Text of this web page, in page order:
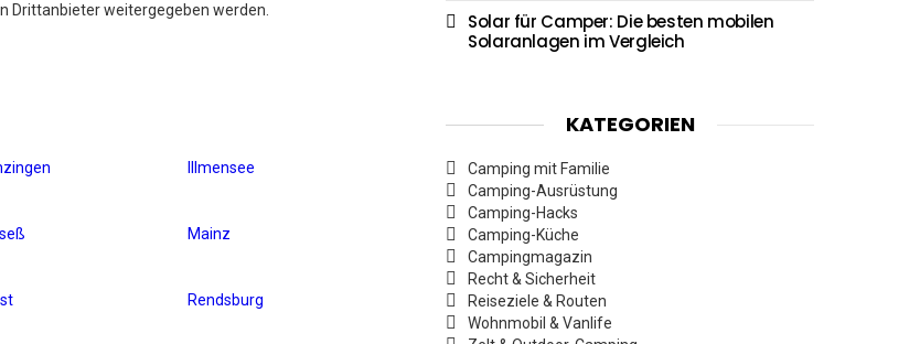
Drittanbieter weitergegeben werden.
Illmensee
Mainz
Rendsburg
Solar für Camper: Die besten mobilen
Solaranlagen im Vergleich
KATEGORIEN
Camping mit Familie
Camping-Ausrüstung
Camping-Hacks
Camping-Küche
Campingmagazin
Recht & Sicherheit
Reiseziele & Routen
Wohnmobil & Vanlife